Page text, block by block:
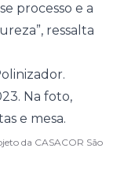
processo e a
ressalta
da CASACOR São